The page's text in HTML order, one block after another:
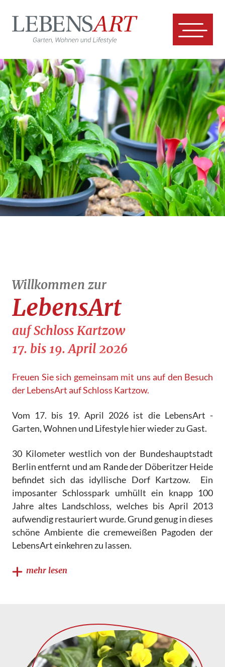
Willkommen zur
LebensArt
auf Schloss Kartzow
17. bis 19. April 2026
Freuen Sie sich gemeinsam mit uns auf den Besuch
der LebensArt auf Schloss Kartzow.
Vom 17. bis 19. April 2026 ist die LebensArt -
Garten, Wohnen und Lifestyle hier wieder zu Gast.
30 Kilometer westlich von der Bundeshauptstadt
Berlin entfernt und am Rande der Döberitzer Heide
befindet sich das idyllische Dorf Kartzow. Ein
imposanter Schlosspark umhüllt ein knapp 100
Jahre altes Landschloss, welches bis April 2013
aufwendig restauriert wurde. Grund genug in dieses
schöne Ambiente die cremeweißen Pagoden der
LebensArt einkehren zu lassen.
mehr lesen